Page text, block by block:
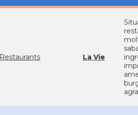
Restaurants La Vie